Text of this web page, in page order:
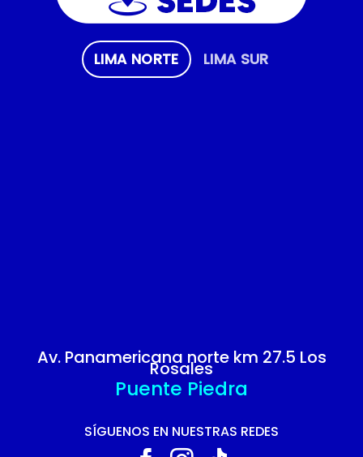
LIMA NORTE LIMA SUR
Av. Panamericana norte km 27.5 Los
Rosales
Puente Piedra
SÍGUENOS EN NUESTRAS REDES